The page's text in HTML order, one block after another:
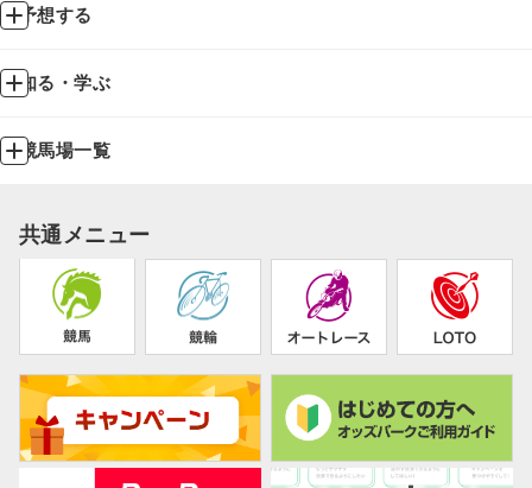
予想する
知る・学ぶ
競馬場一覧
共通メニュー